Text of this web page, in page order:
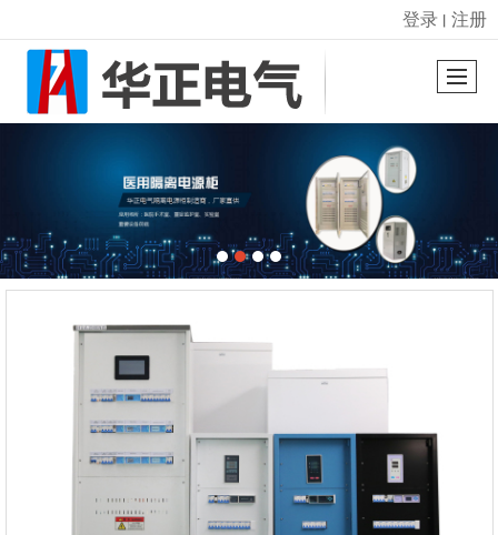
很遗憾，因您的浏览器版本过低导致无法获得最佳浏览体验，推荐下载安装谷歌浏览器！
登录 丨 注册